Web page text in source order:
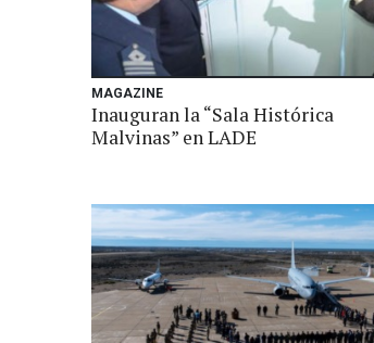
MAGAZINE
Inauguran la “Sala Histórica
Malvinas” en LADE